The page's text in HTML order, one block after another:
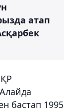
атап
бастап 1995